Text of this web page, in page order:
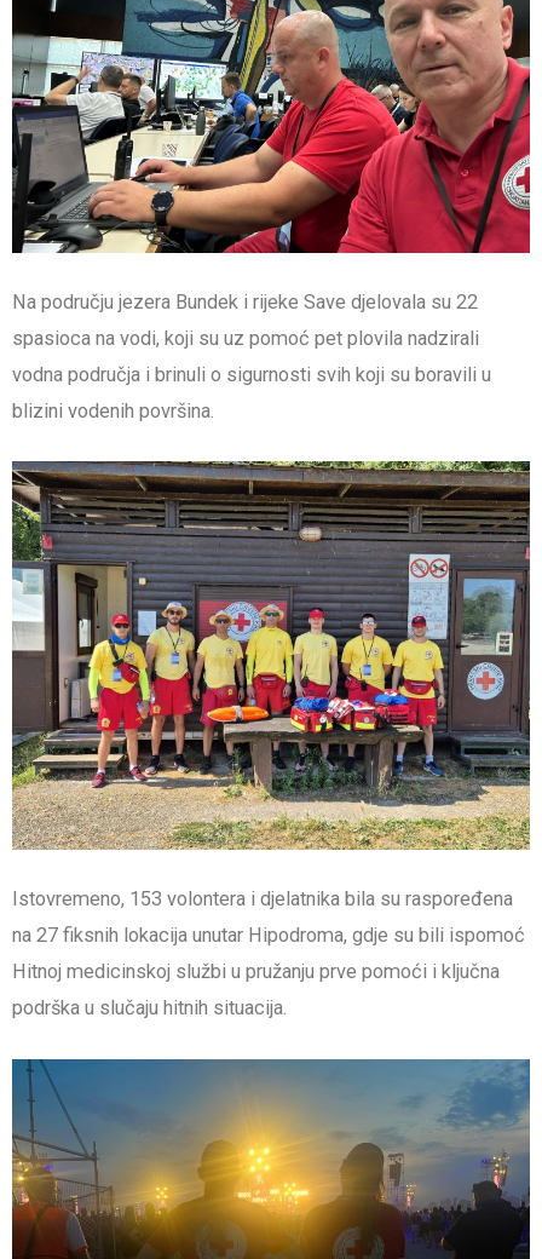
Na području jezera Bundek i rijeke Save djelovala su 22
spasioca na vodi, koji su uz pomoć pet plovila nadzirali
vodna područja i brinuli o sigurnosti svih koji su boravili u
blizini vodenih površina.
Istovremeno, 153 volontera i djelatnika bila su raspoređena
na 27 fiksnih lokacija unutar Hipodroma, gdje su bili ispomoć
Hitnoj medicinskoj službi u pružanju prve pomoći i ključna
podrška u slučaju hitnih situacija.